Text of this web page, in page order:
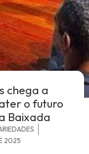
chega a
o futuro
Baixada
2025